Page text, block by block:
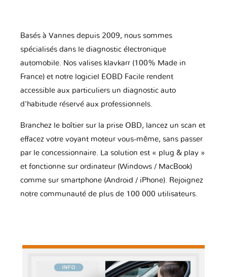
Basés à Vannes depuis 2009, nous sommes
spécialisés dans le diagnostic électronique
automobile. Nos valises klavkarr (100% Made in
France) et notre logiciel EOBD Facile rendent
accessible aux particuliers un diagnostic auto
d'habitude réservé aux professionnels.
Branchez le boîtier sur la prise OBD, lancez un scan et
effacez votre voyant moteur vous-même, sans passer
par le concessionnaire. La solution est « plug & play »
et fonctionne sur ordinateur (Windows / MacBook)
comme sur smartphone (Android / iPhone). Rejoignez
notre communauté de plus de 100 000 utilisateurs.